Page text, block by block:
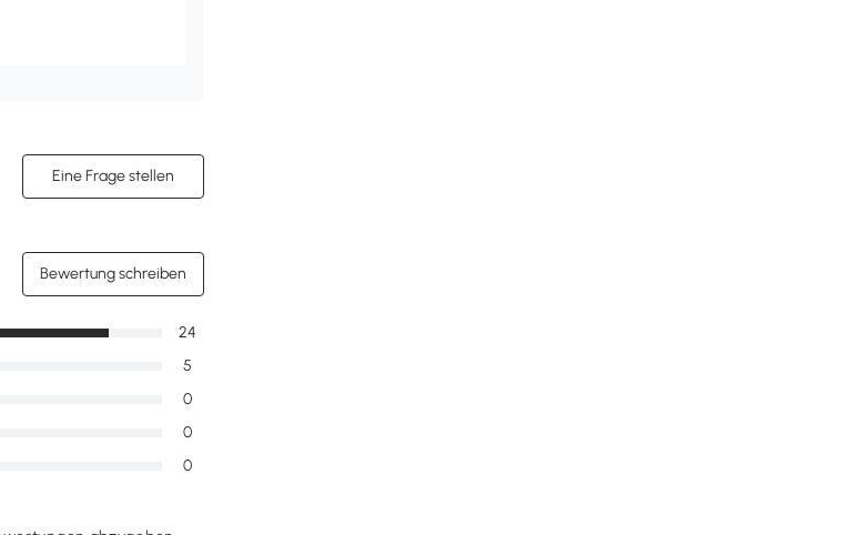
Eine Frage stellen
Bewertung schreiben
0
0
0
5
24